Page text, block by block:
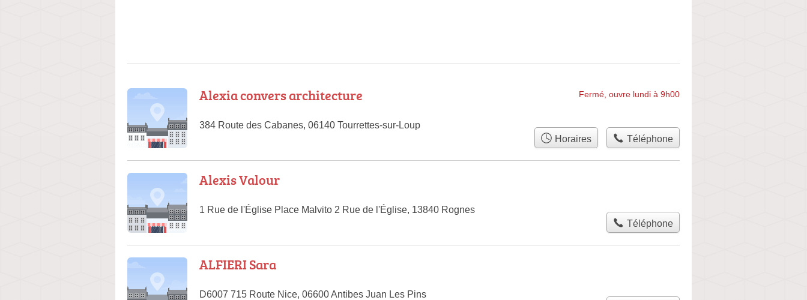
Alexia convers architecture
384 Route des Cabanes, 06140 Tourrettes-sur-Loup
Fermé, ouvre lundi à 9h00
Horaires Téléphone
Alexis Valour
1 Rue de l'Église Place Malvito 2 Rue de l'Église, 13840 Rognes
Téléphone
ALFIERI Sara
D6007 715 Route Nice, 06600 Antibes Juan Les Pins